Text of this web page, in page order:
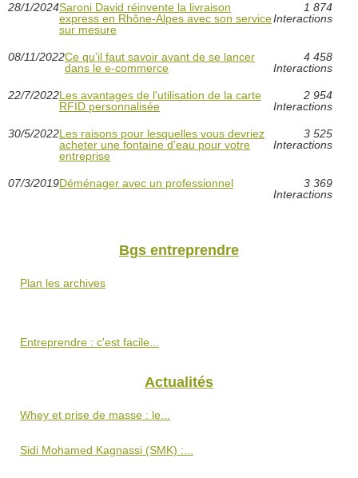
28/1/2024Saroni David réinvente la livraison
express en Rhône-Alpes avec son service
sur mesure
1 874
Interactions
08/11/2022Ce qu'il faut savoir avant de se lancer
dans le e-commerce
4 458
Interactions
22/7/2022Les avantages de l'utilisation de la carte
RFID personnalisée
2 954
Interactions
30/5/2022Les raisons pour lesquelles vous devriez
acheter une fontaine d'eau pour votre
entreprise
3 525
Interactions
07/3/2019Déménager avec un professionnel
3 369
Interactions
Bgs entreprendre
Plan les archives
Entreprendre : c'est facile...
Actualités
Whey et prise de masse : le...
Sidi Mohamed Kagnassi (SMK) :...